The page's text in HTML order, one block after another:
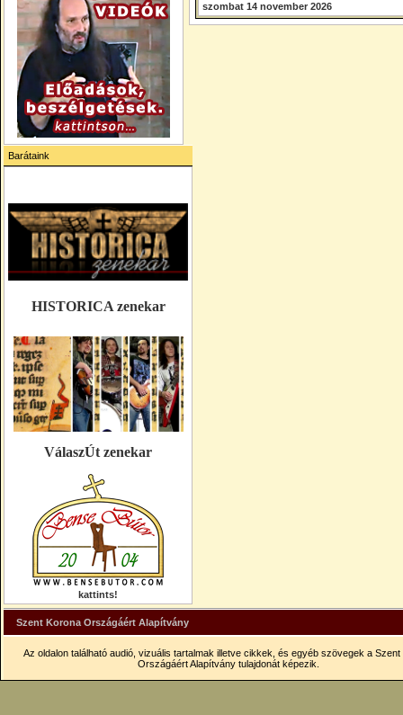
Barátaink
HISTORICA zenekar
VálaszÚt zenekar
kattints!
szombat 14 november 2026
Szent Korona Országáért Alapítvány
Az oldalon található audió, vizuális tartalmak illetve cikkek, és egyéb szövegek a Szent
Országáért Alapítvány tulajdonát képezik.